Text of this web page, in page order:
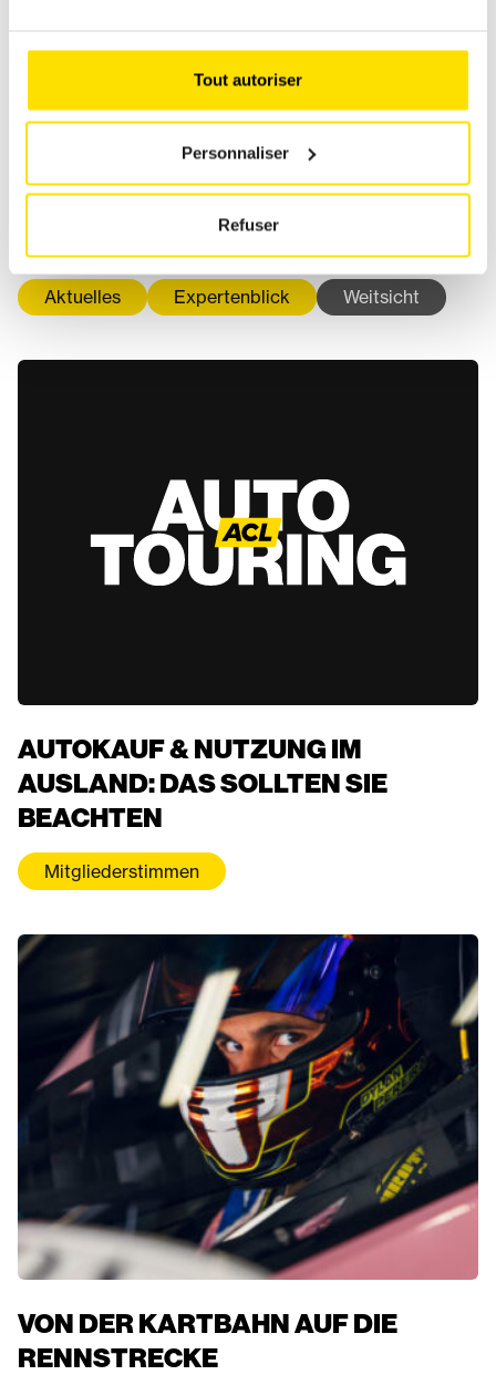
Tout autoriser
Personnaliser
Refuser
Aktuelles Expertenblick Weitsicht
AUTOKAUF & NUTZUNG IM
AUSLAND: DAS SOLLTEN SIE
BEACHTEN
Mitgliederstimmen
VON DER KARTBAHN AUF DIE
RENNSTRECKE